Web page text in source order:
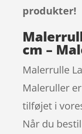
produkter!
cm –
Malerrulle
Maleruller
tilføjet i
Når du